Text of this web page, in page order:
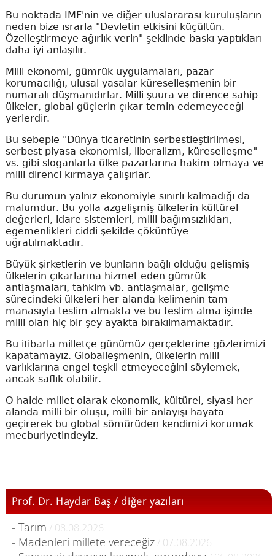
Bu noktada IMF'nin ve diğer uluslararası kuruluşların
neden bize ısrarla "Devletin etkisini küçültün.
Özelleştirmeye ağırlık verin" şeklinde baskı yaptıkları
daha iyi anlaşılır.
Milli ekonomi, gümrük uygulamaları, pazar
korumacılığı, ulusal yasalar küreselleşmenin bir
numaralı düşmanıdırlar. Milli şuura ve dirence sahip
ülkeler, global güçlerin çıkar temin edemeyeceği
yerlerdir.
Bu sebeple "Dünya ticaretinin serbestleştirilmesi,
serbest piyasa ekonomisi, liberalizm, küreselleşme"
vs. gibi sloganlarla ülke pazarlarına hakim olmaya ve
milli direnci kırmaya çalışırlar.
Bu durumun yalnız ekonomiyle sınırlı kalmadığı da
malumdur. Bu yolla azgelişmiş ülkelerin kültürel
değerleri, idare sistemleri, milli bağımsızlıkları,
egemenlikleri ciddi şekilde çöküntüye
uğratılmaktadır.
Büyük şirketlerin ve bunların bağlı olduğu gelişmiş
ülkelerin çıkarlarına hizmet eden gümrük
antlaşmaları, tahkim vb. antlaşmalar, gelişme
sürecindeki ülkeleri her alanda kelimenin tam
manasıyla teslim almakta ve bu teslim alma işinde
milli olan hiç bir şey ayakta bırakılmamaktadır.
Bu itibarla milletçe günümüz gerçeklerine gözlerimizi
kapatamayız. Globalleşmenin, ülkelerin milli
varlıklarına engel teşkil etmeyeceğini söylemek,
ancak saflık olabilir.
O halde millet olarak ekonomik, kültürel, siyasi her
alanda milli bir oluşu, milli bir anlayışı hayata
geçirerek bu global sömürüden kendimizi korumak
mecburiyetindeyiz.
Prof. Dr. Haydar Baş / diğer yazıları
- Tarım / 08.08.2026
- Madenleri millete vereceğiz/ 07.08.2026